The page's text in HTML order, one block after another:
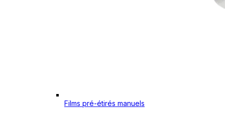
Films pré-étirés manuels